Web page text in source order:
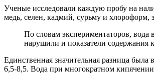
Ученые исследовали каждую пробу на
медь, селен, кадмий, сурьму и хлороформ,
По словам экспериментаторов, вода
нарушили и показатели содержания
Единственная значительная разница
6,5-8,5. Вода при многократном